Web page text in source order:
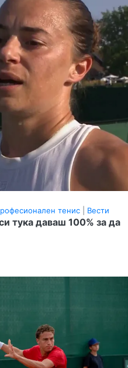
тенис Вести
тука даваш 100% за да